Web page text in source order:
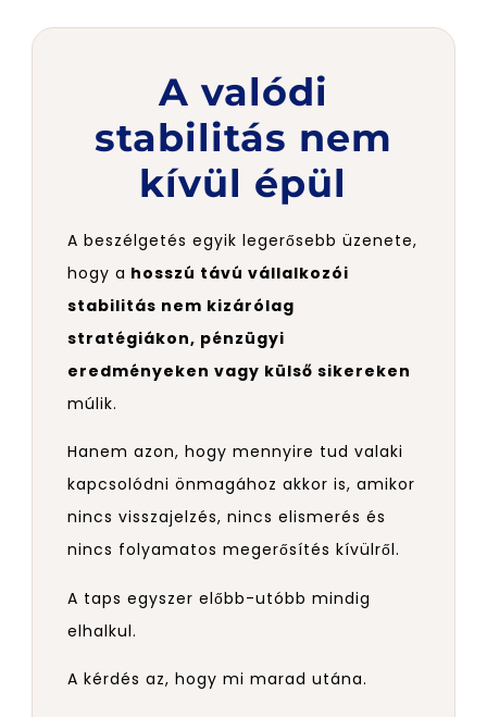
A valódi
stabilitás nem
kívül épül
A beszélgetés egyik legerősebb üzenete,
hogy a hosszú távú vállalkozói
stabilitás nem kizárólag
stratégiákon, pénzügyi
eredményeken vagy külső sikereken
múlik.
Hanem azon, hogy mennyire tud valaki
kapcsolódni önmagához akkor is, amikor
nincs visszajelzés, nincs elismerés és
nincs folyamatos megerősítés kívülről.
A taps egyszer előbb-utóbb mindig
elhalkul.
A kérdés az, hogy mi marad utána.